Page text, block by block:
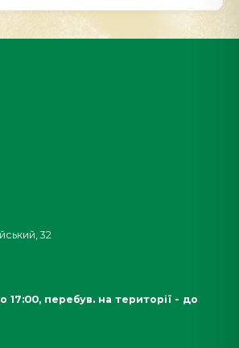
32
17:00, перебув. на території - до